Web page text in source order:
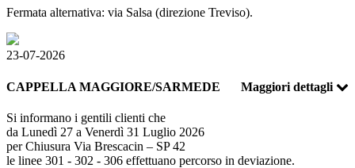
Fermata alternativa: via Salsa (direzione Treviso).
23-07-2026
CAPPELLA MAGGIORE/SARMEDE Maggiori dettagli
Si informano i gentili clienti che
da Lunedì 27 a Venerdì 31 Luglio 2026
per Chiusura Via Brescacin – SP 42
le linee 301 - 302 - 306 effettuano percorso in deviazione.